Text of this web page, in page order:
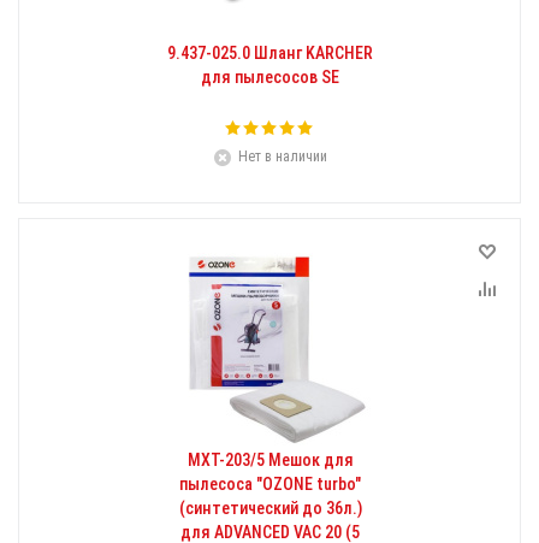
9.437-025.0 Шланг KARCHER
для пылесосов SE
Нет в наличии
MXT-203/5 Мешок для
пылесоса "OZONE turbo"
(синтетический до 36л.)
для ADVANCED VAC 20 (5